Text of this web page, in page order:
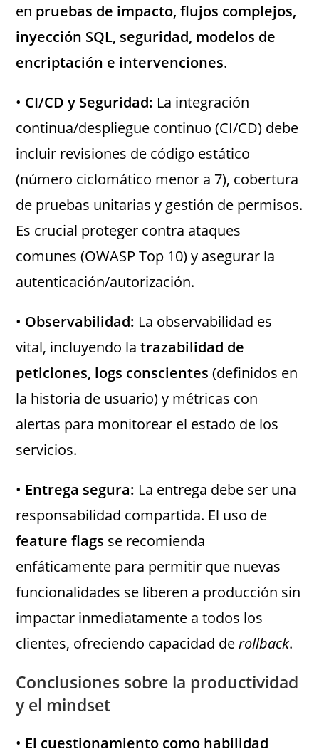
en pruebas de impacto, flujos complejos,
inyección SQL, seguridad, modelos de
encriptación e intervenciones.
• CI/CD y Seguridad: La integración
continua/despliegue continuo (CI/CD) debe
incluir revisiones de código estático
(número ciclomático menor a 7), cobertura
de pruebas unitarias y gestión de permisos.
Es crucial proteger contra ataques
comunes (OWASP Top 10) y asegurar la
autenticación/autorización.
• Observabilidad: La observabilidad es
vital, incluyendo latrazabilidad de
peticiones, logs conscientes (definidos en
la historia de usuario) y métricas con
alertas para monitorear el estado de los
servicios.
• Entrega segura: La entrega debe ser una
responsabilidad compartida. El uso de
feature flags se recomienda
enfáticamente para permitir que nuevas
funcionalidades se liberen a producción sin
impactar inmediatamente a todos los
clientes, ofreciendo capacidad derollback.
Conclusiones sobre la productividad
y el mindset
• El cuestionamiento como habilidad